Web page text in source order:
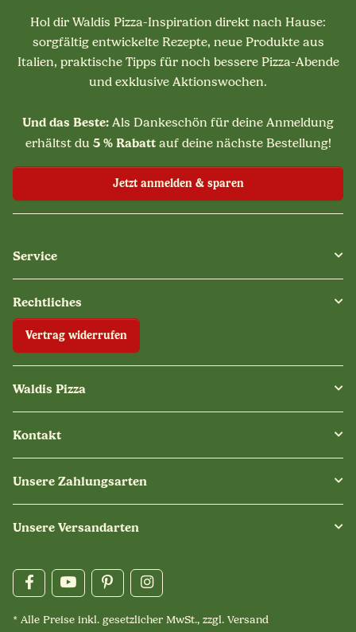
Hol dir Waldis Pizza-Inspiration direkt nach Hause:
sorgfältig entwickelte Rezepte, neue Produkte aus
Italien, praktische Tipps für noch bessere Pizza-Abende
und exklusive Aktionswochen.
Und das Beste: Als Dankeschön für deine Anmeldung
erhältst du 5 % Rabattauf deine nächste Bestellung!
Jetzt anmelden & sparen
Service
Rechtliches
Vertrag widerrufen
Waldis Pizza
Kontakt
Unsere Zahlungsarten
Unsere Versandarten
* Alle Preise inkl. gesetzlicher MwSt., zzgl. Versand